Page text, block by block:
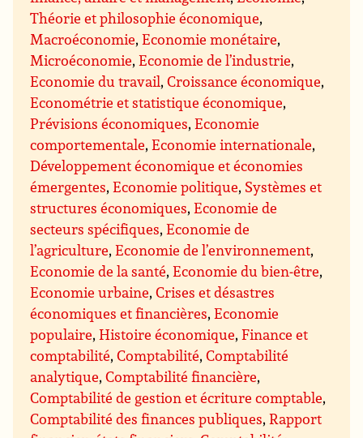
Théorie et philosophie économique,
Macroéconomie,Economie monétaire,
Microéconomie,Economie de l’industrie,
Economie du travail,Croissance économique,
Econométrie et statistique économique,
Prévisions économiques,Economie
comportementale,Economie internationale,
Développement économique et économies
émergentes,Economie politique, Systèmes et
structures économiques,Economie de
secteurs spécifiques,Economie de
l’agriculture,Economie de l’environnement,
Economie de la santé,Economie du bien-être,
Economie urbaine,Crises et désastres
économiques et financières,Economie
populaire,Histoire économique,Finance et
comptabilité,Comptabilité,Comptabilité
analytique,Comptabilité financière,
Comptabilité de gestion et écriture comptable,
Comptabilité des finances publiques,Rapport